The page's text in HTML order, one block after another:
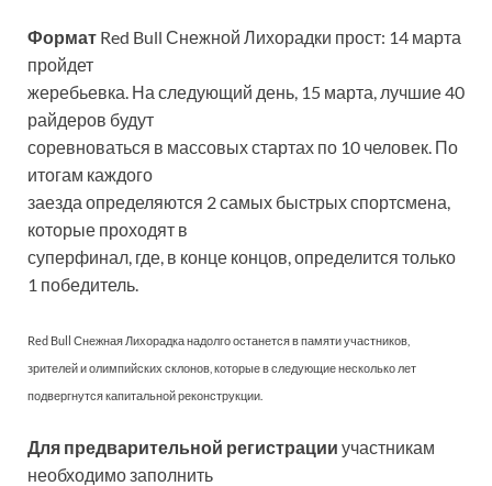
Формат Red Bull Снежной Лихорадки прост: 14 марта
пройдет
жеребьевка. На следующий день, 15 марта, лучшие 40
райдеров будут
соревноваться в массовых стартах по 10 человек. По
итогам каждого
заезда определяются 2 самых быстрых спортсмена,
которые проходят в
суперфинал, где, в конце концов, определится только
1 победитель.
Red Bull Снежная Лихорадка надолго останется в памяти участников,
зрителей и олимпийских склонов, которые в следующие несколько лет
подвергнутся капитальной реконструкции.
Для предварительной регистрации участникам
необходимо заполнить